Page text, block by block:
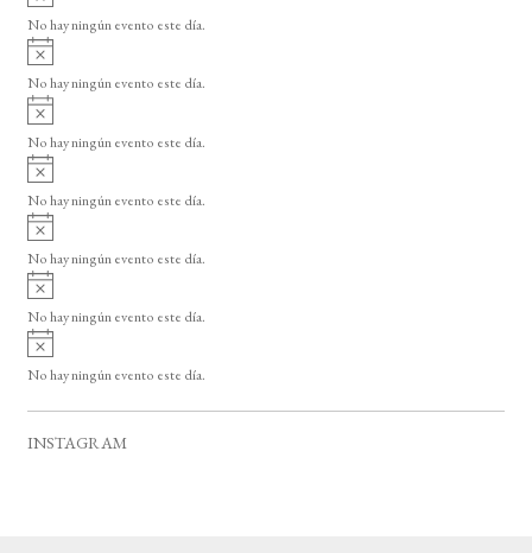
o
v
i
o
No hay ningún evento este día.
A
v
i
o
No hay ningún evento este día.
A
v
i
o
No hay ningún evento este día.
A
v
i
o
No hay ningún evento este día.
A
v
i
o
No hay ningún evento este día.
A
v
i
o
No hay ningún evento este día.
A
v
i
No hay ningún evento este día.
INSTAGRAM